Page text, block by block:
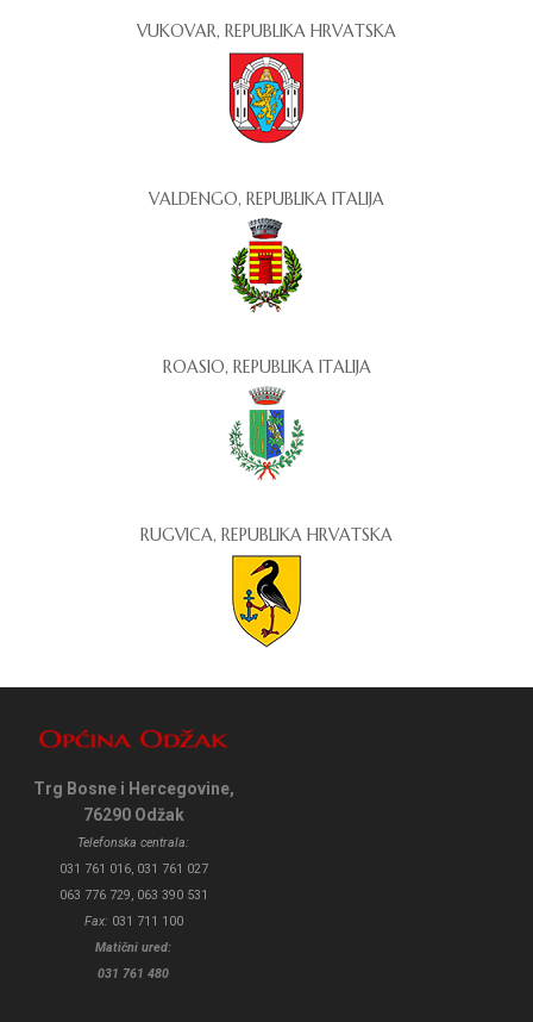
VUKOVAR, REPUBLIKA HRVATSKA
VALDENGO, REPUBLIKA ITALIJA
ROASIO, REPUBLIKA ITALIJA
RUGVICA, REPUBLIKA HRVATSKA
Trg Bosne i Hercegovine,
76290 Odžak
Telefonska centrala:
031 761 016, 031 761 027
063 776 729, 063 390 531
Fax: 031 711 100
Matični ured:
031 761 480